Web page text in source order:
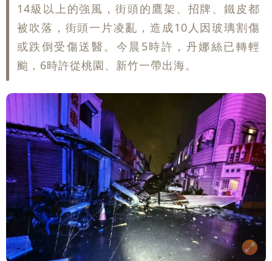
14級以上的強風，街頭的鷹架、招牌、鐵皮都
被吹落，街頭一片凌亂，造成10人因玻璃割傷
或跌倒受傷送醫。今晨5時許，丹娜絲已轉輕
颱，6時許從桃園、新竹一帶出海。